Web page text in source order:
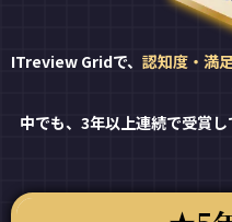
ITreview Gridで、 認知度・満
中でも、3年以上連続で受賞